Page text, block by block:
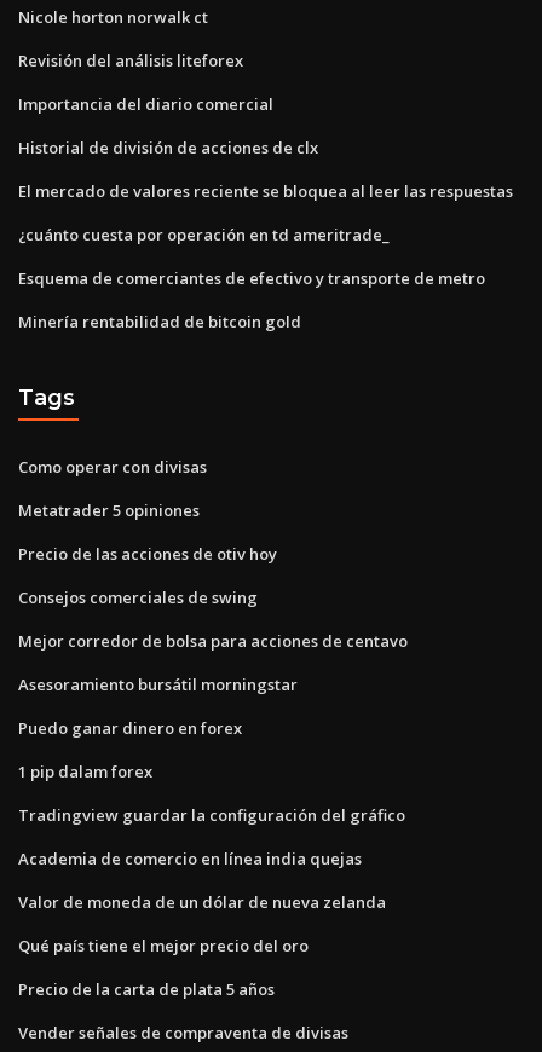
Nicole horton norwalk ct
Revisión del análisis liteforex
Importancia del diario comercial
Historial de división de acciones de clx
El mercado de valores reciente se bloquea al leer las respuestas
¿cuánto cuesta por operación en td ameritrade_
Esquema de comerciantes de efectivo y transporte de metro
Minería rentabilidad de bitcoin gold
Tags
Como operar con divisas
Metatrader 5 opiniones
Precio de las acciones de otiv hoy
Consejos comerciales de swing
Mejor corredor de bolsa para acciones de centavo
Asesoramiento bursátil morningstar
Puedo ganar dinero en forex
1 pip dalam forex
Tradingview guardar la configuración del gráfico
Academia de comercio en línea india quejas
Valor de moneda de un dólar de nueva zelanda
Qué país tiene el mejor precio del oro
Precio de la carta de plata 5 años
Vender señales de compraventa de divisas